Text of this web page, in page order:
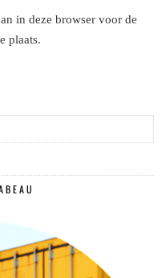
in deze browser voor de
plaats.